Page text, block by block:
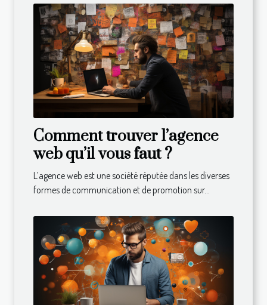
Comment trouver l’agence
web qu’il vous faut ?
L’agence web est une société réputée dans les diverses
formes de communication et de promotion sur...